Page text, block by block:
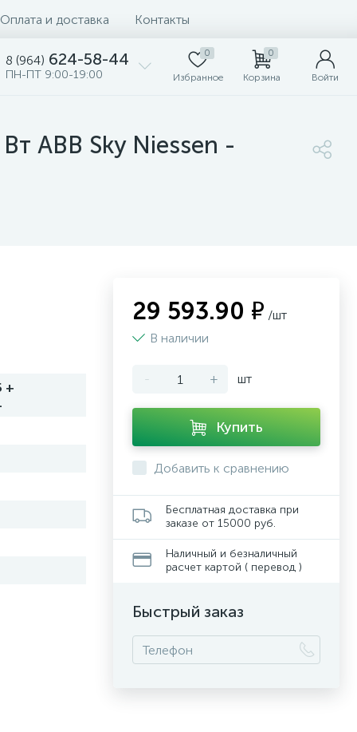
Оплата и доставка Контакты
8 (964) 624-58-44
ПН-ПТ 9:00-19:00
0
Избранное
0
Корзина Войти
ABB Sky Niessen -
+
29 593.90 ₽ /шт
В наличии
- + шт
Купить
Добавить к сравнению
Бесплатная доставка при
заказе от 15000 руб.
Наличный и безналичный
расчет картой ( перевод )
Быстрый заказ